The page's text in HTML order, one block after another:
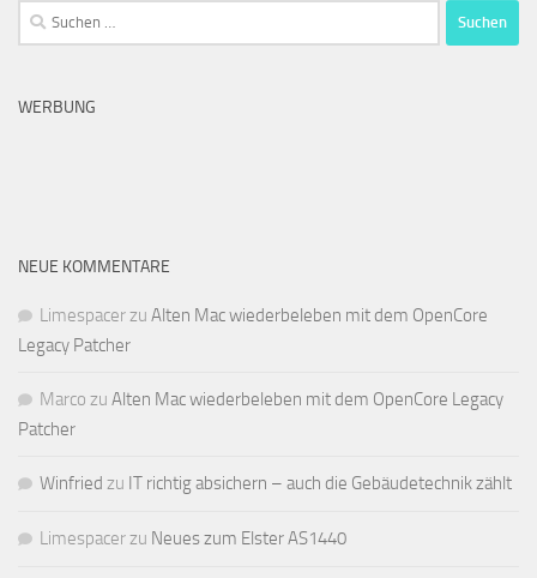
Suchen
nach:
WERBUNG
NEUE KOMMENTARE
Limespacerzu Alten Mac wiederbeleben mit dem OpenCore
Legacy Patcher
Marco zu Alten Mac wiederbeleben mit dem OpenCore Legacy
Patcher
Winfried zu IT richtig absichern – auch die Gebäudetechnik zählt
Limespacerzu Neues zum Elster AS1440